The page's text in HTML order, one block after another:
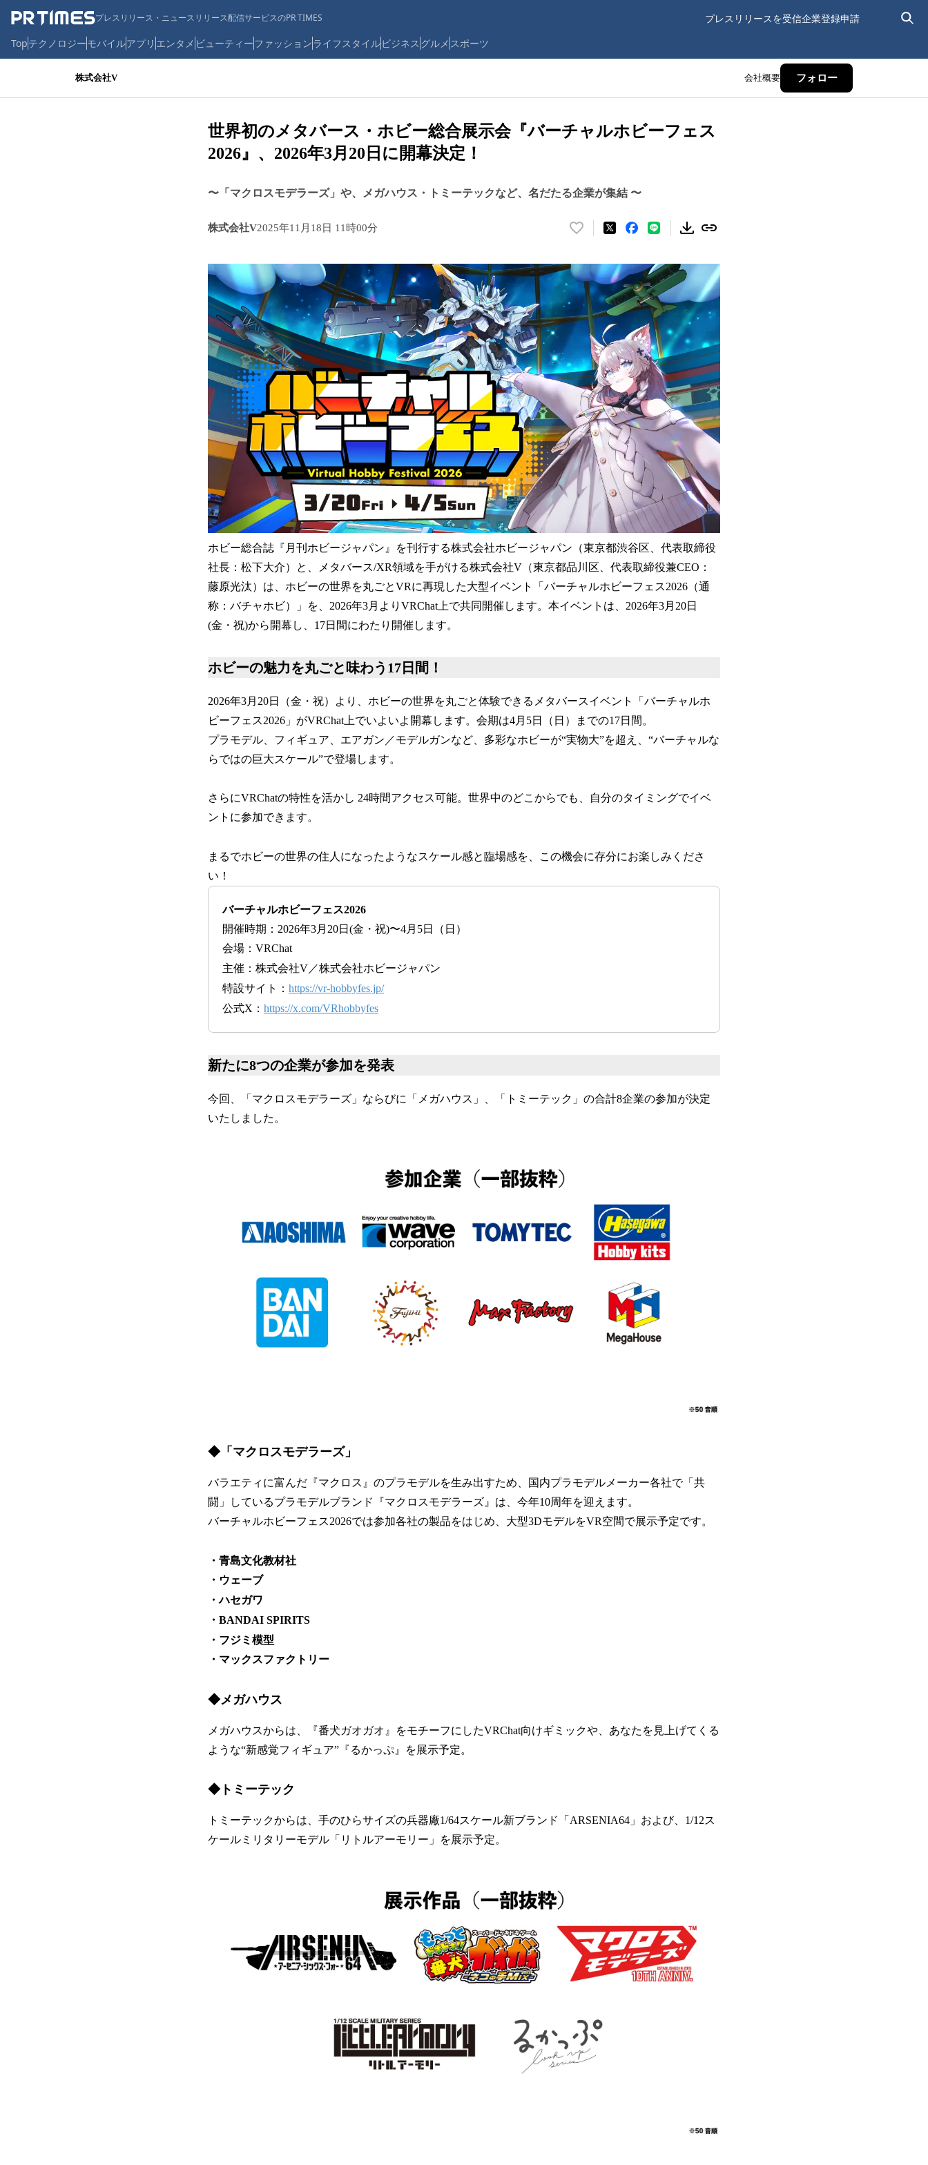
プレスリリース・ニュースリリース配信サービスのPR TIMES プレスリリースを受信企業登録申請
Topテクノロジーモバイルアプリ エンタメ ビューティーファッションライフスタイルビジネス グルメ スポーツ
株式会社V 会社概要 フォロー
世界初のメタバース・ホビー総合展示会『バーチャルホビーフェス
2026』、2026年3月20日に開幕決定！
〜「マクロスモデラーズ」や、メガハウス・トミーテックなど、名だたる企業が集結 〜
株式会社V2025年11月18日 11時00分
い
ね
！
数
を
読
み
み
中
で
す
ホビー総合誌『月刊ホビージャパン』を刊行する株式会社ホビージャパン（東京都渋谷区、代表取締役
社長：松下大介）と、メタバース/XR領域を手がける株式会社V（東京都品川区、代表取締役兼CEO：
藤原光汰）は、ホビーの世界を丸ごとVRに再現した大型イベント「バーチャルホビーフェス2026（通
称：バチャホビ）」を、2026年3月よりVRChat上で共同開催します。本イベントは、2026年3月20日
(金・祝)から開幕し、17日間にわたり開催します。
ホビーの魅力を丸ごと味わう17日間！
2026年3月20日（金・祝）より、ホビーの世界を丸ごと体験できるメタバースイベント「バーチャルホ
ビーフェス2026」がVRChat上でいよいよ開幕します。会期は4月5日（日）までの17日間。
プラモデル、フィギュア、エアガン／モデルガンなど、多彩なホビーが“実物大”を超え、“バーチャルな
らではの巨大スケール”で登場します。
さらにVRChatの特性を活かし 24時間アクセス可能。世界中のどこからでも、自分のタイミングでイベ
ントに参加できます。
まるでホビーの世界の住人になったようなスケール感と臨場感を、この機会に存分にお楽しみくださ
い！
バーチャルホビーフェス2026
開催時期：2026年3月20日(金・祝)〜4月5日（日）
会場：VRChat
主催：株式会社V／株式会社ホビージャパン
特設サイト： https://vr-hobbyfes.jp/
公式X： https://x.com/VRhobbyfes
新たに8つの企業が参加を発表
今回、「マクロスモデラーズ」ならびに「メガハウス」、「トミーテック」の合計8企業の参加が決定
いたしました。
◆「マクロスモデラーズ」
バラエティに富んだ『マクロス』のプラモデルを生み出すため、国内プラモデルメーカー各社で「共
闘」しているプラモデルブランド『マクロスモデラーズ』は、今年10周年を迎えます。
バーチャルホビーフェス2026では参加各社の製品をはじめ、大型3DモデルをVR空間で展示予定です。
・青島文化教材社
・ウェーブ
・ハセガワ
・BANDAI SPIRITS
・フジミ模型
・マックスファクトリー
◆メガハウス
メガハウスからは、『番犬ガオガオ』をモチーフにしたVRChat向けギミックや、あなたを見上げてくる
ような“新感覚フィギュア”『るかっぷ』を展示予定。
◆トミーテック
トミーテックからは、手のひらサイズの兵器廠1/64スケール新ブランド「ARSENIA64」および、1/12ス
ケールミリタリーモデル「リトルアーモリー」を展示予定。